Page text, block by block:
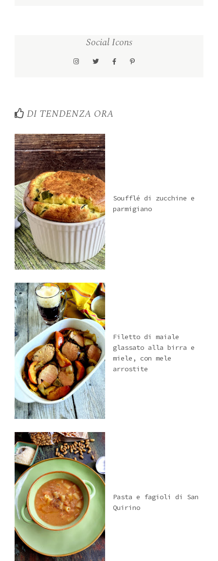
Social Icons
DI TENDENZA ORA
Soufflé di zucchine e
parmigiano
Filetto di maiale
glassato alla birra e
miele, con mele
arrostite
Pasta e fagioli di San
Quirino